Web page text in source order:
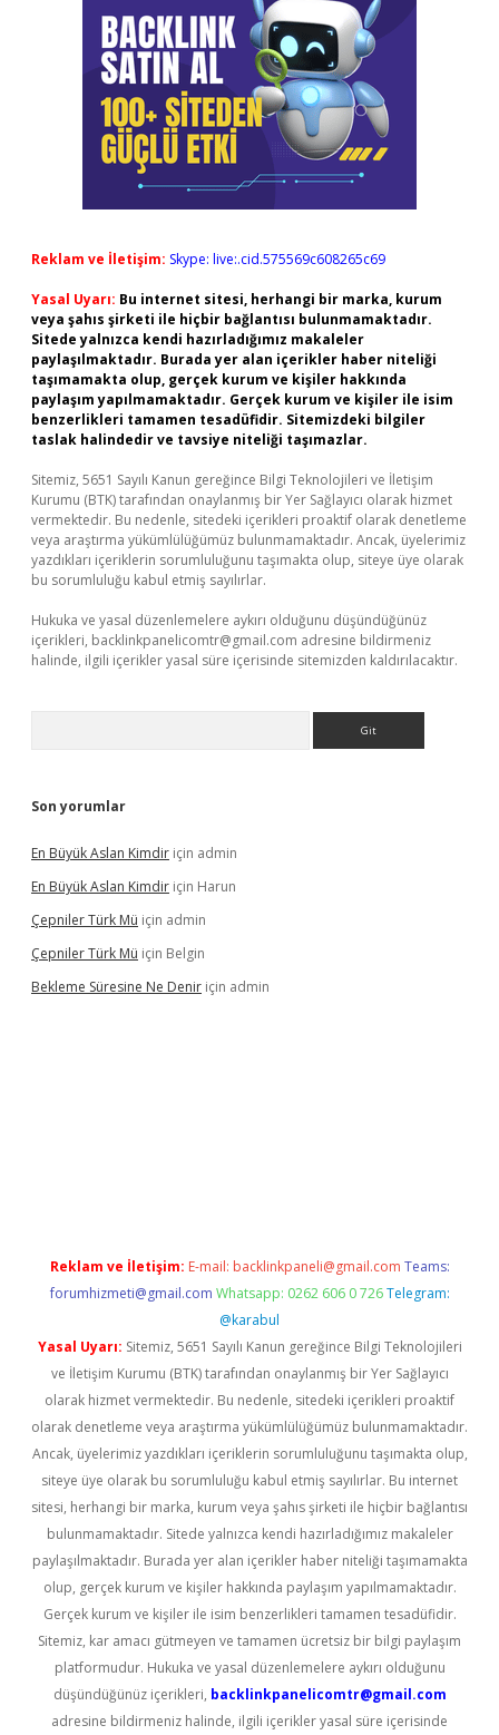
Reklam ve İletişim: Skype: live:.cid.575569c608265c69
Yasal Uyarı: Bu internet sitesi, herhangi bir marka, kurum
veya şahıs şirketi ile hiçbir bağlantısı bulunmamaktadır.
Sitede yalnızca kendi hazırladığımız makaleler
paylaşılmaktadır. Burada yer alan içerikler haber niteliği
taşımamakta olup, gerçek kurum ve kişiler hakkında
paylaşım yapılmamaktadır. Gerçek kurum ve kişiler ile isim
benzerlikleri tamamen tesadüfidir. Sitemizdeki bilgiler
taslak halindedir ve tavsiye niteliği taşımazlar.
Sitemiz, 5651 Sayılı Kanun gereğince Bilgi Teknolojileri ve İletişim
Kurumu (BTK) tarafından onaylanmış bir Yer Sağlayıcı olarak hizmet
vermektedir. Bu nedenle, sitedeki içerikleri proaktif olarak denetleme
veya araştırma yükümlülüğümüz bulunmamaktadır. Ancak, üyelerimiz
yazdıkları içeriklerin sorumluluğunu taşımakta olup, siteye üye olarak
bu sorumluluğu kabul etmiş sayılırlar.
Hukuka ve yasal düzenlemelere aykırı olduğunu düşündüğünüz
içerikleri, backlinkpanelicomtr@gmail.com adresine bildirmeniz
halinde, ilgili içerikler yasal süre içerisinde sitemizden kaldırılacaktır.
Son yorumlar
En Büyük Aslan Kimdir için admin
En Büyük Aslan Kimdir için Harun
Çepniler Türk Mü için admin
Çepniler Türk Mü için Belgin
Bekleme Süresine Ne Denir için admin
Reklam ve İletişim: E-mail: backlinkpaneli@gmail.com Teams:
forumhizmeti@gmail.com Whatsapp: 0262 606 0 726 Telegram:
@karabul
Yasal Uyarı: Sitemiz, 5651 Sayılı Kanun gereğince Bilgi Teknolojileri
ve İletişim Kurumu (BTK) tarafından onaylanmış bir Yer Sağlayıcı
olarak hizmet vermektedir. Bu nedenle, sitedeki içerikleri proaktif
olarak denetleme veya araştırma yükümlülüğümüz bulunmamaktadır.
Ancak, üyelerimiz yazdıkları içeriklerin sorumluluğunu taşımakta olup,
siteye üye olarak bu sorumluluğu kabul etmiş sayılırlar. Bu internet
sitesi, herhangi bir marka, kurum veya şahıs şirketi ile hiçbir bağlantısı
bulunmamaktadır. Sitede yalnızca kendi hazırladığımız makaleler
paylaşılmaktadır. Burada yer alan içerikler haber niteliği taşımamakta
olup, gerçek kurum ve kişiler hakkında paylaşım yapılmamaktadır.
Gerçek kurum ve kişiler ile isim benzerlikleri tamamen tesadüfidir.
Sitemiz, kar amacı gütmeyen ve tamamen ücretsiz bir bilgi paylaşım
platformudur. Hukuka ve yasal düzenlemelere aykırı olduğunu
düşündüğünüz içerikleri, backlinkpanelicomtr@gmail.com
adresine bildirmeniz halinde, ilgili içerikler yasal süre içerisinde